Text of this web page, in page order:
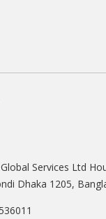
Services Ltd
Dhaka 1205,